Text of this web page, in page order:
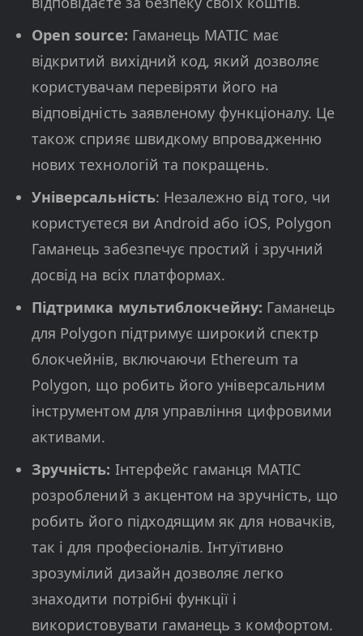
Open source: Гаманець MATIC має
відкритий вихідний код, який дозволяє
користувачам перевіряти його на
відповідність заявленому функціоналу. Це
також сприяє швидкому впровадженню
нових технологій та покращень.
Універсальність: Незалежно від того, чи
користуєтеся ви Android або iOS, Polygon
Гаманець забезпечує простий і зручний
досвід на всіх платформах.
Підтримка мультиблокчейну: Гаманець
для Polygon підтримує широкий спектр
блокчейнів, включаючи Ethereum та
Polygon, що робить його універсальним
інструментом для управління цифровими
активами.
Зручність: Інтерфейс гаманця MATIC
розроблений з акцентом на зручність, що
робить його підходящим як для новачків,
так і для професіоналів. Інтуїтивно
зрозумілий дизайн дозволяє легко
знаходити потрібні функції і
використовувати гаманець з комфортом.